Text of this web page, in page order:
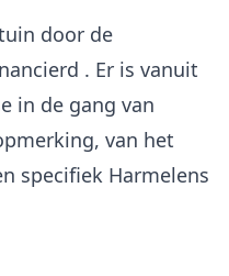
door de
. Er is vanuit
in de gang van
van het
specifiek Harmelens